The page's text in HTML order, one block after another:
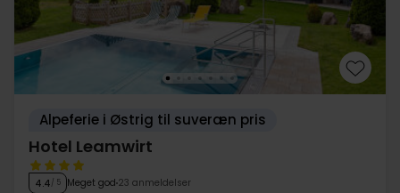
Alpeferie i Østrig til suveræn pris
Hotel Leamwirt
4.4/ 5 Meget god 23 anmeldelser